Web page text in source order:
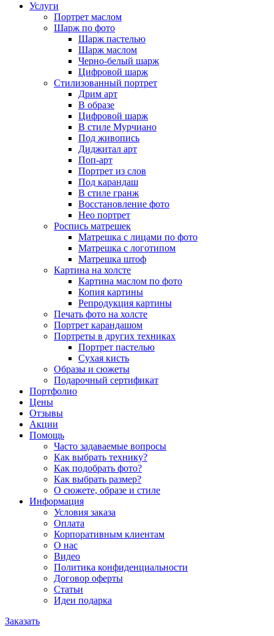
Услуги
Портрет маслом
Шарж по фото
Шарж пастелью
Шарж маслом
Черно-белый шарж
Цифровой шарж
Стилизованный портрет
Дрим арт
В образе
Цифровой шарж
В стиле Мурчиано
Под живопись
Диджитал арт
Поп-арт
Портрет из слов
Под карандаш
В стиле гранж
Восстановление фото
Нео портрет
Роспись матрешек
Матрешка с лицами по фото
Матрешка с логотипом
Матрешка штоф
Картина на холсте
Картина маслом по фото
Копия картины
Репродукция картины
Печать фото на холсте
Портрет карандашом
Портреты в других техниках
Портрет пастелью
Сухая кисть
Образы и сюжеты
Подарочный сертификат
Портфолио
Цены
Отзывы
Акции
Помощь
Часто задаваемые вопросы
Как выбрать технику?
Как подобрать фото?
Как выбрать размер?
О сюжете, образе и стиле
Информация
Условия заказа
Оплата
Корпоративным клиентам
О нас
Видео
Политика конфиденциальности
Договор оферты
Статьи
Идеи подарка
Заказать